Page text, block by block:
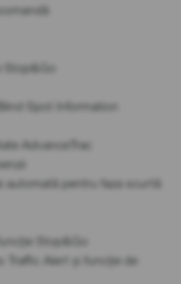
Stop&Go
Spot Information
AdvanceTrac
automată pentru faza scurtă
Stop&Go
Traffic Alert și funcție de